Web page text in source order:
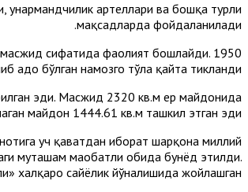
артеллари ва бошқа турли
мақсадларда фойдаланилади.
масжид сифатида фаолият бошлайди.
адо бўлган намозгоҳ тўла қайта тикланди.
эди. Масжид 2320 кв.м ер майдонида
майдон 1444.61 кв.м ташкил этган эди.
уч қаватдан иборат шарқона миллий
муҳташам маҳобатли обида бунёд этилди.
халқаро сайёҳлик йўналишида жойлашган.